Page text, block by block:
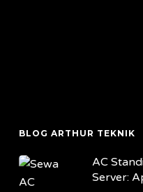
BLOG ARTHUR TEKNIK
AC
Server: